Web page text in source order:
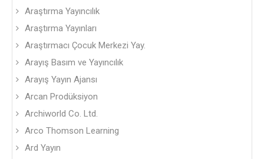
Araştırma Yayıncılık
Araştırma Yayınları
Araştırmacı Çocuk Merkezi Yay.
Arayış Basım ve Yayıncılık
Arayış Yayın Ajansı
Arcan Prodüksiyon
Archiworld Co. Ltd.
Arco Thomson Learning
Ard Yayın